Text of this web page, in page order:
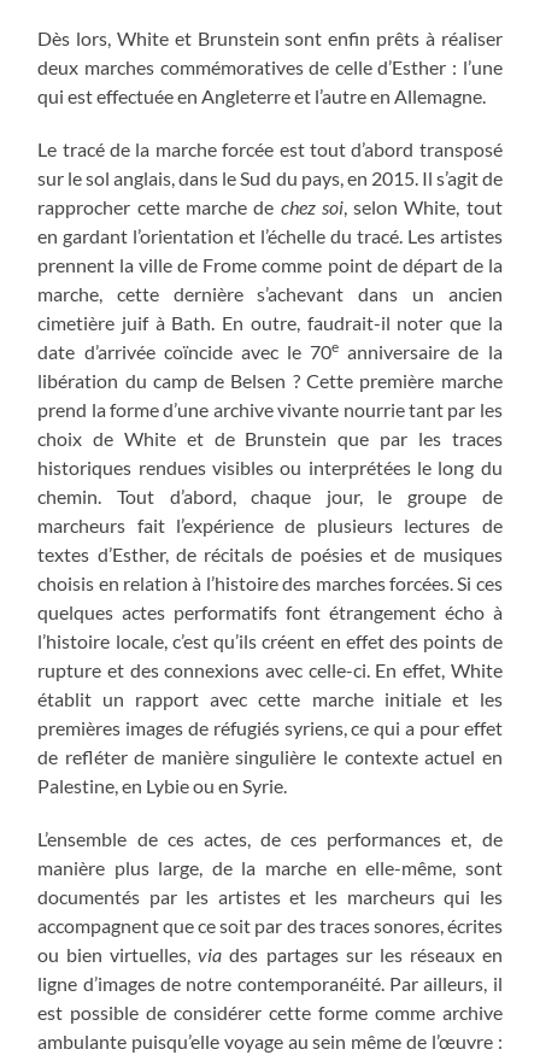
Dès lors, White et Brunstein sont enfin prêts à réaliser
deux marches commémoratives de celle d’Esther : l’une
qui est effectuée en Angleterre et l’autre en Allemagne.
Le tracé de la marche forcée est tout d’abord transposé
sur le sol anglais, dans le Sud du pays, en 2015. Il s’agit de
rapprocher cette marche de chez soi, selon White, tout
en gardant l’orientation et l’échelle du tracé. Les artistes
prennent la ville de Frome comme point de départ de la
marche, cette dernière s’achevant dans un ancien
cimetière juif à Bath. En outre, faudrait-il noter que la
date d’arrivée coïncide avec le 70e anniversaire de la
libération du camp de Belsen ? Cette première marche
prend la forme d’une archive vivante nourrie tant par les
choix de White et de Brunstein que par les traces
historiques rendues visibles ou interprétées le long du
chemin. Tout d’abord, chaque jour, le groupe de
marcheurs fait l’expérience de plusieurs lectures de
textes d’Esther, de récitals de poésies et de musiques
choisis en relation à l’histoire des marches forcées. Si ces
quelques actes performatifs font étrangement écho à
l’histoire locale, c’est qu’ils créent en effet des points de
rupture et des connexions avec celle-ci. En effet, White
établit un rapport avec cette marche initiale et les
premières images de réfugiés syriens, ce qui a pour effet
de refléter de manière singulière le contexte actuel en
Palestine, en Lybie ou en Syrie.
L’ensemble de ces actes, de ces performances et, de
manière plus large, de la marche en elle-même, sont
documentés par les artistes et les marcheurs qui les
accompagnent que ce soit par des traces sonores, écrites
ou bien virtuelles,via des partages sur les réseaux en
ligne d’images de notre contemporanéité. Par ailleurs, il
est possible de considérer cette forme comme archive
ambulante puisqu’elle voyage au sein même de l’œuvre :